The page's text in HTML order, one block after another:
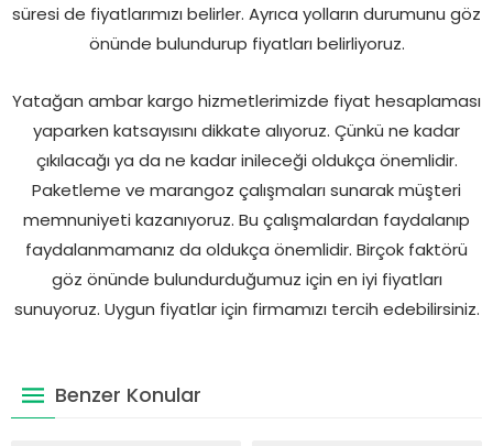
süresi de fiyatlarımızı belirler. Ayrıca yolların durumunu göz
önünde bulundurup fiyatları belirliyoruz.
Yatağan ambar kargo hizmetlerimizde fiyat hesaplaması
yaparken katsayısını dikkate alıyoruz. Çünkü ne kadar
çıkılacağı ya da ne kadar inileceği oldukça önemlidir.
Paketleme ve marangoz çalışmaları sunarak müşteri
memnuniyeti kazanıyoruz. Bu çalışmalardan faydalanıp
faydalanmamanız da oldukça önemlidir. Birçok faktörü
göz önünde bulundurduğumuz için en iyi fiyatları
sunuyoruz. Uygun fiyatlar için firmamızı tercih edebilirsiniz.
Benzer Konular